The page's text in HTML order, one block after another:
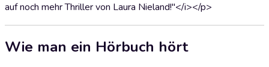
auf noch mehr Thriller von Laura Nieland!"</i></p>
Wie man ein Hörbuch hört